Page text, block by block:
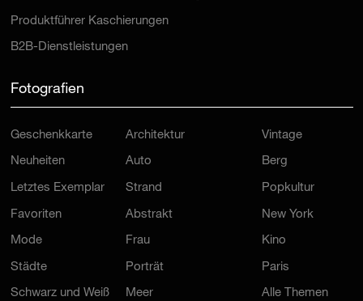
Produktführer Kaschierungen
B2B-Dienstleistungen
Fotografien
Geschenkkarte
Neuheiten
Letztes Exemplar
Favoriten
Mode
Städte
Schwarz und Weiß
Architektur
Auto
Strand
Abstrakt
Frau
Porträt
Meer
Vintage
Berg
Popkultur
New York
Kino
Paris
Alle Themen